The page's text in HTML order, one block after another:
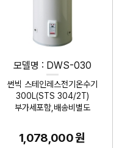
모델명 : DWS-030
썬빅 스테인레스전기온수기
300L(STS 304/2T)
부가세포함,배송비별도
1,078,000 원